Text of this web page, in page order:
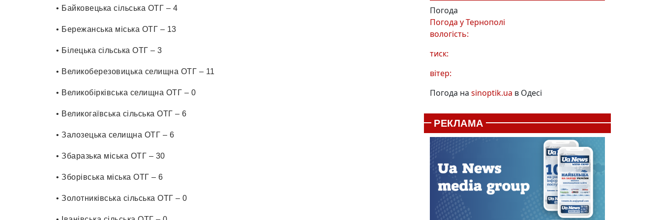
• Байковецька сільська ОТГ – 4
• Бережанська міська ОТГ – 13
• Білецька сільська ОТГ – 3
• Великоберезовицька селищна ОТГ – 11
• Великобірківська селищна ОТГ – 0
• Великогаївська сільська ОТГ – 6
• Залозецька селищна ОТГ – 6
• Збаразька міська ОТГ – 30
• Зборівська міська ОТГ – 6
• Золотниківська сільська ОТГ – 0
Погода
Погода уТернополі
вологість:
тиск:
вітер:
Погода на sinoptik.ua в Одесі
РЕКЛАМА